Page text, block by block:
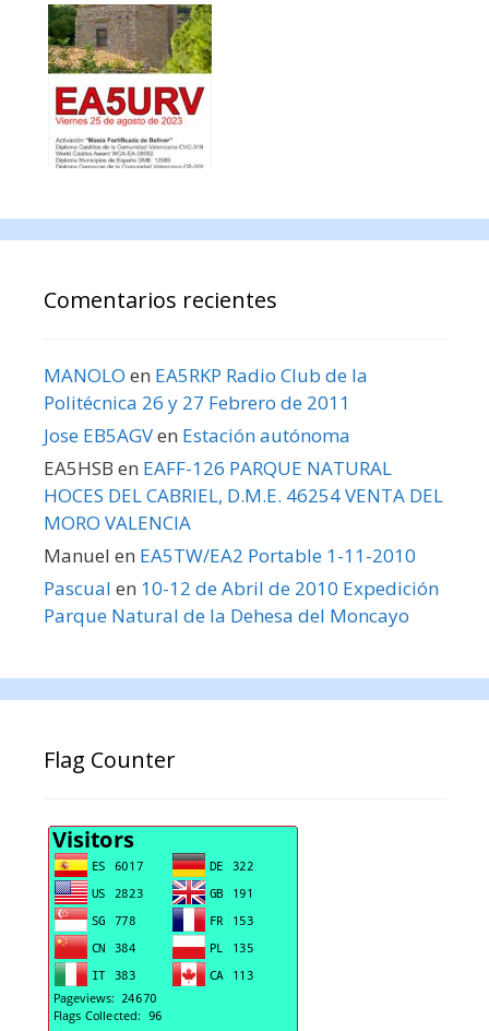
Comentarios recientes
MANOLO en EA5RKP Radio Club de la
Politécnica 26 y 27 Febrero de 2011
Jose EB5AGVen Estación autónoma
EA5HSB en EAFF-126 PARQUE NATURAL
HOCES DEL CABRIEL, D.M.E. 46254 VENTA DEL
MORO VALENCIA
Manuel en EA5TW/EA2 Portable 1-11-2010
Pascual en 10-12 de Abril de 2010 Expedición
Parque Natural de la Dehesa del Moncayo
Flag Counter